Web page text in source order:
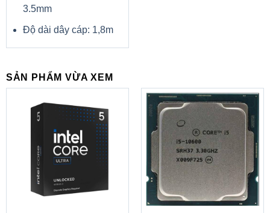
3.5mm
Độ dài dây cáp: 1,8m
SẢN PHẨM VỪA XEM